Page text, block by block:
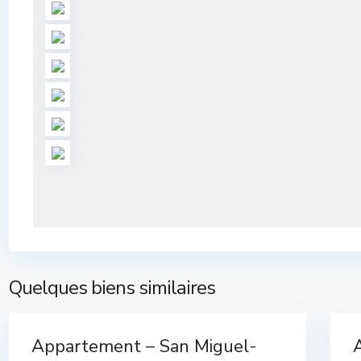
Quelques biens similaires
de Golf,Rez
Appartement – San Miguel-